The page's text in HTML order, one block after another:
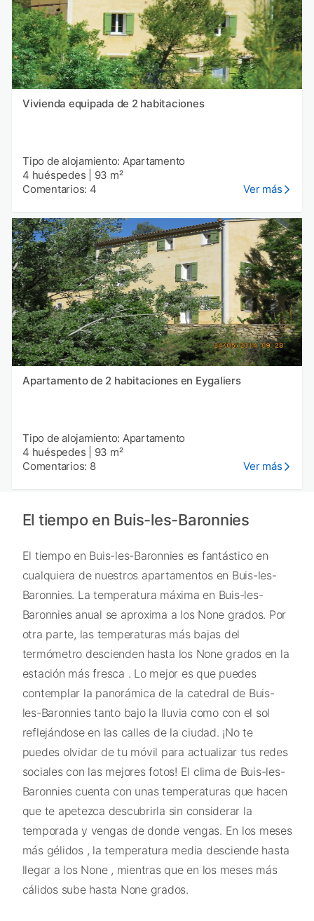
Vivienda equipada de 2 habitaciones
Tipo de alojamiento: Apartamento
4 huéspedes
93 m²
Comentarios: 4
Ver más
Apartamento de 2 habitaciones en Eygaliers
Tipo de alojamiento: Apartamento
4 huéspedes
93 m²
Comentarios: 8
Ver más
El tiempo en Buis-les-Baronnies
El tiempo en Buis-les-Baronnies es fantástico en
cualquiera de nuestros apartamentos en Buis-les-
Baronnies. La temperatura máxima en Buis-les-
Baronnies anual se aproxima a los None grados. Por
otra parte, las temperaturas más bajas del
termómetro descienden hasta los None grados en la
estación más fresca . Lo mejor es que puedes
contemplar la panorámica de la catedral de Buis-
les-Baronnies tanto bajo la lluvia como con el sol
reflejándose en las calles de la ciudad. ¡No te
puedes olvidar de tu móvil para actualizar tus redes
sociales con las mejores fotos! El clima de Buis-les-
Baronnies cuenta con unas temperaturas que hacen
que te apetezca descubrirla sin considerar la
temporada y vengas de donde vengas. En los meses
más gélidos , la temperatura media desciende hasta
llegar a los None , mientras que en los meses más
cálidos sube hasta None grados.